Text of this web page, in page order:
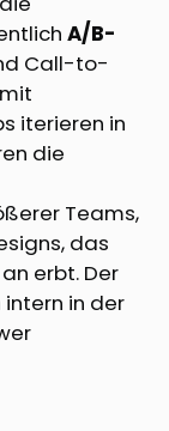
A/B-
Call-to-
iterieren in
die
Teams,
das
erbt. Der
in der